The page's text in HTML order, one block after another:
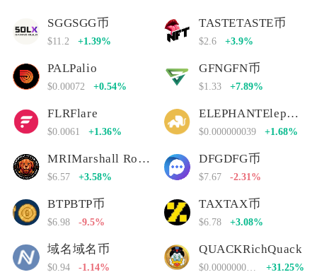
SGGSGG币
$11.2 +1.39%
TASTETASTE币
$2.6 +3.9%
PALPalio
$0.00072 +0.54%
GFNGFN币
$1.33 +7.89%
FLRFlare
$0.0061 +1.36%
ELEPHANTElephant Money
$0.000000039 +1.68%
MRIMarshall Rogan Inu
$6.57 +3.58%
DFGDFG币
$7.67 -2.31%
BTPBTP币
$6.98 -9.5%
TAXTAX币
$6.78 +3.08%
域名域名币
$0.94 -1.14%
QUACKRichQuack
+31.25%